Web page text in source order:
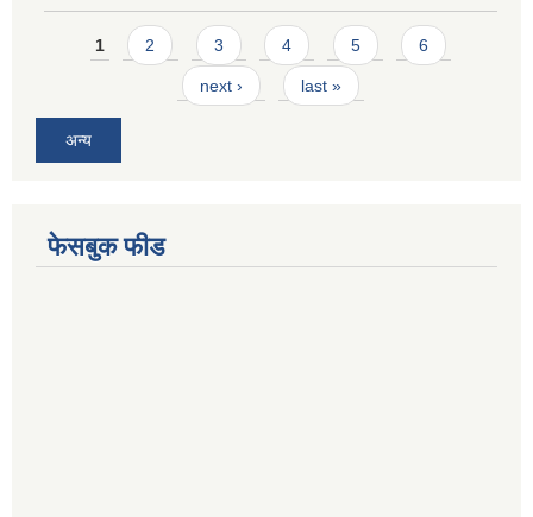
Pages
1 2 3 4 5 6
next › last »
अन्य
फेसबुक फीड